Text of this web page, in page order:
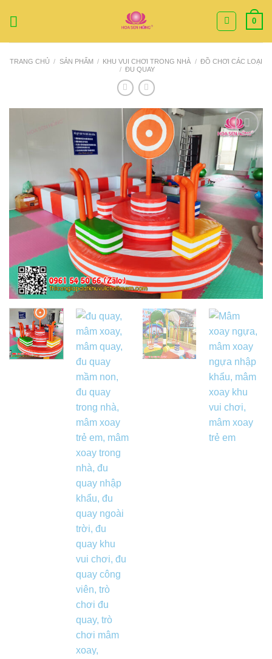
0
TRANG CHỦ / SẢN PHẨM / KHU VUI CHƠI TRONG NHÀ / ĐỒ CHƠI CÁC LOẠI
/ ĐU QUAY
Add to
Wishlist